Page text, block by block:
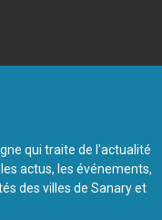
qui traite de l'actualité
actus, les événements,
des villes de Sanary et